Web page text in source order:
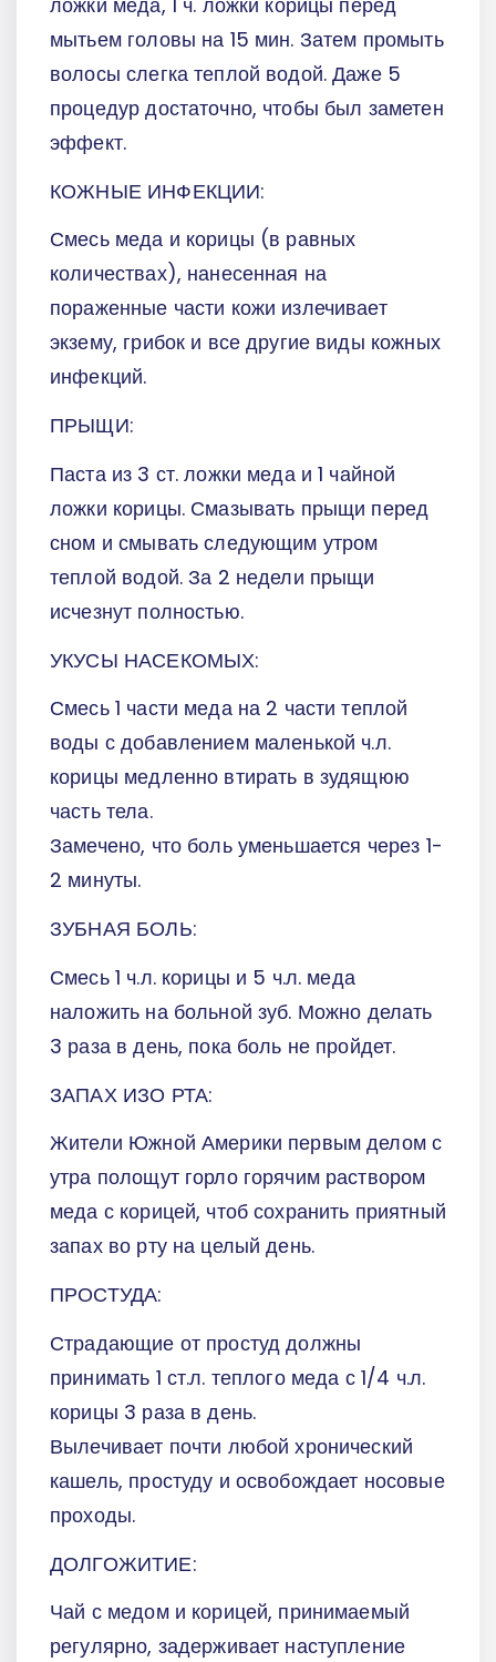
мытьем головы на 15 мин. Затем промыть
волосы слегка теплой водой. Даже 5
процедур достаточно, чтобы был заметен
эффект.
КОЖНЫЕ ИНФЕКЦИИ:
Смесь меда и корицы (в равных
количествах), нанесенная на
пораженные части кожи излечивает
экзему, грибок и все другие виды кожных
инфекций.
ПРЫЩИ:
Паста из 3 ст. ложки меда и 1 чайной
ложки корицы. Смазывать прыщи перед
сном и смывать следующим утром
теплой водой. За 2 недели прыщи
исчезнут полностью.
УКУСЫ НАСЕКОМЫХ:
Смесь 1 части меда на 2 части теплой
воды с добавлением маленькой ч.л.
корицы медленно втирать в зудящюю
часть тела.
Замечено, что боль уменьшается через 1-
2 минуты.
ЗУБНАЯ БОЛЬ:
Смесь 1 ч.л. корицы и 5 ч.л. меда
наложить на больной зуб. Можно делать
3 раза в день, пока боль не пройдет.
ЗАПАХ ИЗО РТА:
Жители Южной Америки первым делом с
утра полощут горло горячим раствором
меда с корицей, чтоб сохранить приятный
запах во рту на целый день.
ПРОСТУДА:
Страдающие от простуд должны
принимать 1 ст.л. теплого меда с 1/4 ч.л.
корицы 3 раза в день.
Вылечивает почти любой хронический
кашель, простуду и освобождает носовые
проходы.
ДОЛГОЖИТИЕ:
Чай с медом и корицей, принимаемый
регулярно, задерживает наступление